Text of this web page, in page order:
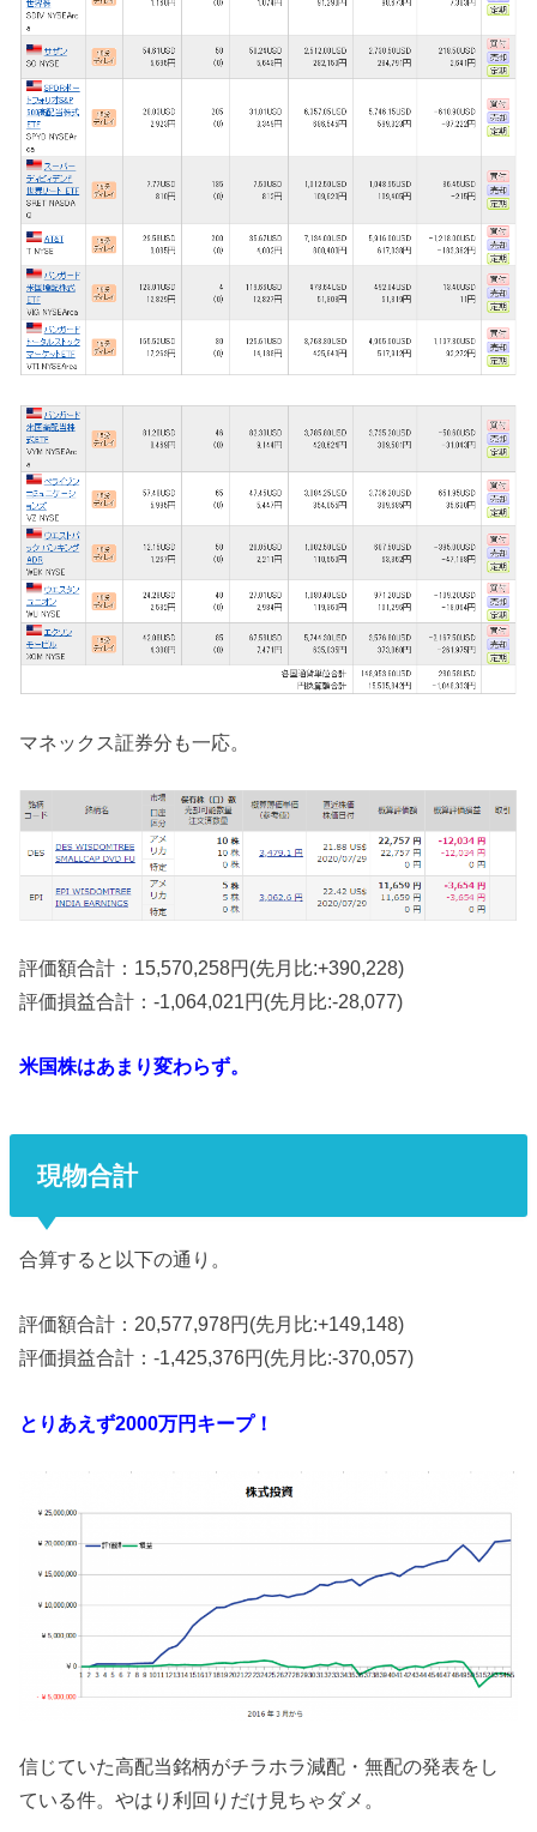
マネックス証券分も一応。
評価額合計：15,570,258‬‬‬‬円(先月比:+390,228)
評価損益合計：-1,064,021円(先月比:-28,077)
米国株はあまり変わらず。
現物合計
合算すると以下の通り。
評価額合計：20,577,978‬円(先月比:+149,148‬‬)
評価損益合計：-1,425,376‬‬‬‬円(先月比:-370,057‬‬)
とりあえず2000万円キープ！
信じていた高配当銘柄がチラホラ減配・無配の発表をし
ている件。やはり利回りだけ見ちゃダメ。